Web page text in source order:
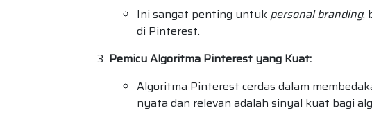
Ini sangat penting untuk personal branding,
di Pinterest.
Pemicu Algoritma Pinterest yang Kuat:
Algoritma Pinterest cerdas dalam
nyata dan relevan adalah sinyal kuat bagi